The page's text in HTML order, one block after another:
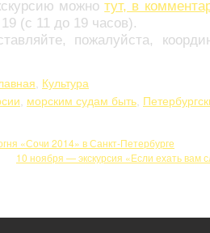
можнотут, в
(с 11 до 19 часов).
пожалуйста,
Культура
морским судам быть
«Сочи 2014» в Санкт-Петербурге
10 ноября — экскурсия «Если ехать вам